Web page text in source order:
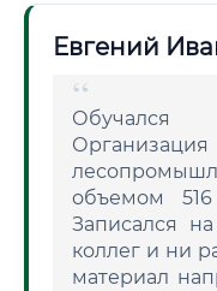
Евгений
Обучался
объемом
Записался
коллег и ни
материал